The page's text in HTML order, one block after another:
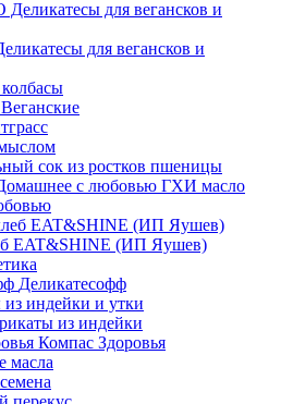
для вегансков и
сок из ростков пшеницы
ГХИ масло
EAT&SHINE (ИП Яушев)
Деликатесофф
индейки и утки
из индейки
Компас Здоровья
масла